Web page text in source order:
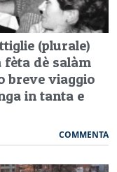
(plurale)
fèta dè salàm
breve viaggio
in tanta e
COMMENTA